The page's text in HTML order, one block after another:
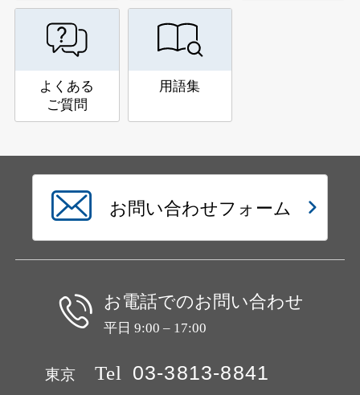
よくある
ご質問
用語集
お問い合わせフォーム
お電話でのお問い合わせ
平日 9:00 – 17:00
東京 Tel 03-3813-8841